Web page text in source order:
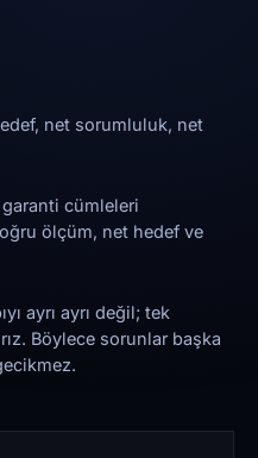
net sorumluluk, net
cümleleri
ölçüm, net hedef ve
ayrı ayrı değil; tek
Böylece sorunlar başka